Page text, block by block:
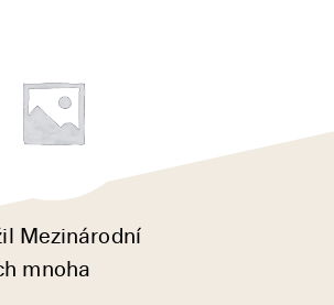
Mezinárodní
mnoha